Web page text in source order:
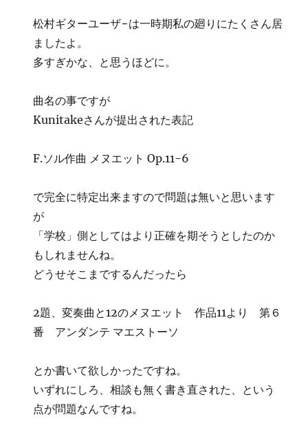
松村ギターユーザ−は一時期私の廻りにたくさん居
ましたよ。
多すぎかな、と思うほどに。
曲名の事ですが
Kunitakeさんが提出された表記
F.ソル作曲 メヌエット Op.11-6
で完全に特定出来ますので問題は無いと思います
が
「学校」側としてはより正確を期そうとしたのか
もしれませんね。
どうせそこまでするんだったら
2題、変奏曲と12のメヌエット 作品11より 第６
番 アンダンテ マエストーソ
とか書いて欲しかったですね。
いずれにしろ、相談も無く書き直された、という
点が問題なんですね。